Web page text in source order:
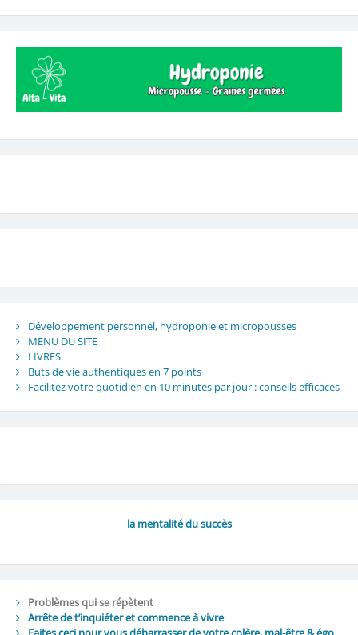
Développement personnel, hydroponie et micropousses
MENU DU SITE
LIVRES
Buts de vie authentiques en 7 points
Facilitez votre quotidien en 10 minutes par jour : conseils efficaces
la mentalité du succès
Problèmes qui se répètent
Arrête de t’inquiéter et commence à vivre